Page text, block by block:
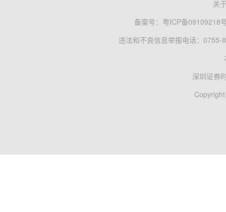
关
备案号： 粤ICP备09109218
违法和不良信息举报电话：0755-
深圳证券